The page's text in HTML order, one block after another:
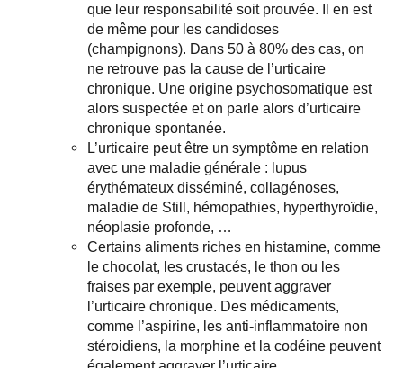
que leur responsabilité soit prouvée. Il en est
de même pour les candidoses
(champignons). Dans 50 à 80% des cas, on
ne retrouve pas la cause de l’urticaire
chronique. Une origine psychosomatique est
alors suspectée et on parle alors d’urticaire
chronique spontanée.
L’urticaire peut être un symptôme en relation
avec une maladie générale : lupus
érythémateux disséminé, collagénoses,
maladie de Still, hémopathies, hyperthyroïdie,
néoplasie profonde, …
Certains aliments riches en histamine, comme
le chocolat, les crustacés, le thon ou les
fraises par exemple, peuvent aggraver
l’urticaire chronique. Des médicaments,
comme l’aspirine, les anti-inflammatoire non
stéroidiens, la morphine et la codéine peuvent